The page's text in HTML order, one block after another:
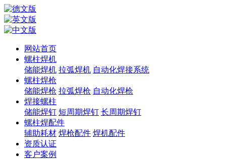
网站首页
螺柱焊机
储能焊机 拉弧焊机 自动化焊接系统
螺柱焊枪
储能焊枪 拉弧焊枪 自动化焊枪
焊接螺柱
储能焊钉 短周期焊钉 长周期焊钉
螺柱焊配件
辅助耗材 焊枪配件 焊机配件
资质认证
客户案例